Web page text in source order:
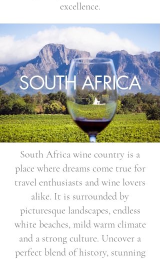
excellence.
SOUTH AFRICA
South Africa wine country is a
place where dreams come true for
travel enthusiasts and wine lovers
alike. It is surrounded by
picturesque landscapes, endless
white beaches, mild warm climate
and a strong culture. Uncover a
perfect blend of history, stunning